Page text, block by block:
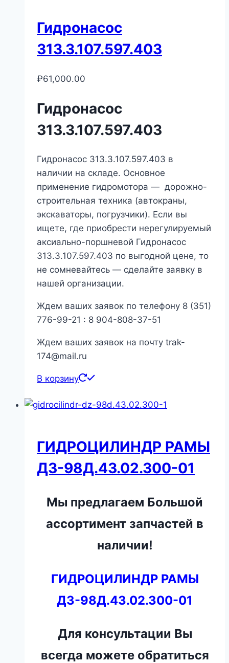
Гидронасос
313.3.107.597.403
₽61,000.00
Гидронасос
313.3.107.597.403
Гидронасос 313.3.107.597.403 в
наличии на складе. Основное
применение гидромотора — дорожно-
строительная техника (автокраны,
экскаваторы, погрузчики). Если вы
ищете, где приобрести нерегулируемый
аксиально-поршневой Гидронасос
313.3.107.597.403 по выгодной цене, то
не сомневайтесь — сделайте заявку в
нашей организации.
Ждем ваших заявок по телефону 8 (351)
776-99-21 : 8 904-808-37-51
Ждем ваших заявок на почту trak-
174@mail.ru
В корзину
ГИДРОЦИЛИНДР РАМЫ
ДЗ-98Д.43.02.300-01
Мы предлагаем Большой
ассортимент запчастей в
наличии!
ГИДРОЦИЛИНДР РАМЫ
ДЗ-98Д.43.02.300-01
Для консультации Вы
всегда можете обратиться